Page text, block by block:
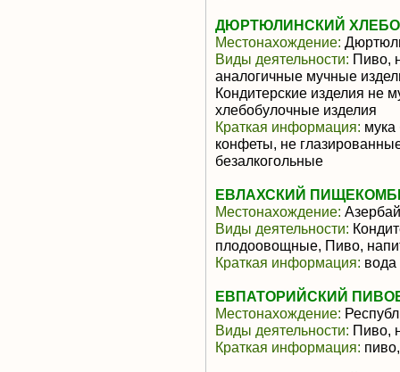
ДЮРТЮЛИНСКИЙ
Местонахождение:
Виды деятельности: Пиво,
аналогичные мучные
Кондитерские изделия не
хлебобулочные изделия
Краткая информация: мука
конфеты, не
безалкогольные
ЕВЛАХСКИЙ
Местонахождение:
Виды деятельности:
плодоовощные, Пиво,
Краткая информация:
ЕВПАТОРИЙСКИЙ
Местонахождение:
Виды деятельности: Пиво,
Краткая информация: